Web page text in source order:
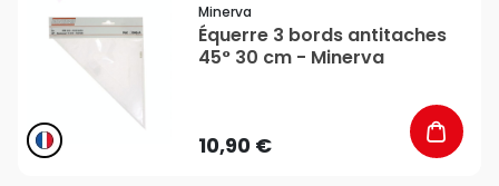
Minerva
Équerre 3 bords antitaches
45° 30 cm - Minerva
10,90 €